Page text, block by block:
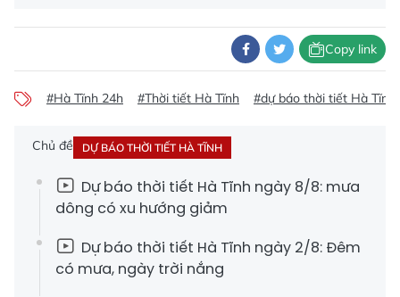
Copy link
#Hà Tĩnh 24h #Thời tiết Hà Tĩnh #dự báo thời tiết Hà Tĩnh
Chủ đề DỰ BÁO THỜI TIẾT HÀ TĨNH
Dự báo thời tiết Hà Tĩnh ngày 8/8: mưa
dông có xu hướng giảm
Dự báo thời tiết Hà Tĩnh ngày 2/8: Đêm
có mưa, ngày trời nắng